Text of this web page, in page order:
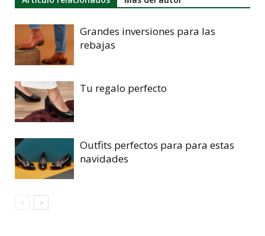
Grandes inversiones para las
rebajas
Tu regalo perfecto
Outfits perfectos para para estas
navidades